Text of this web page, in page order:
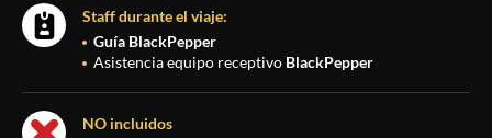
Staff durante el viaje:
Guía BlackPepper
Asistencia equipo receptivo BlackPepper
NO incluidos